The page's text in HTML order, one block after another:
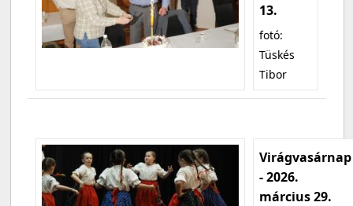
13.
fotó:
Tüskés
Tibor
Virágvasárnap
- 2026.
március 29.